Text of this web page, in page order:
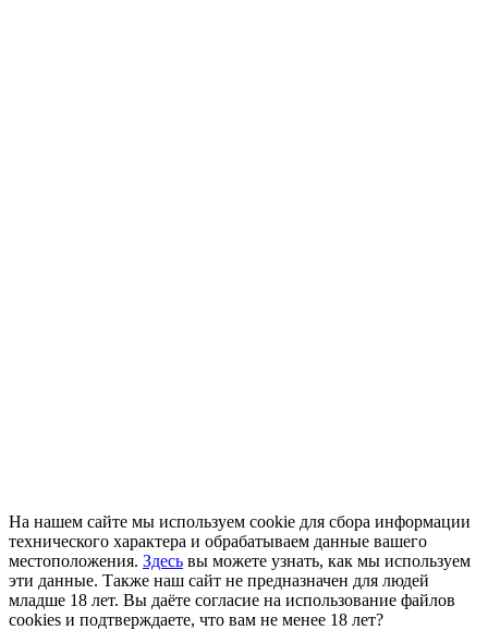
На нашем сайте мы используем cookie для сбора информации
технического характера и обрабатываем данные вашего
местоположения. Здесь вы можете узнать, как мы используем
эти данные. Также наш сайт не предназначен для людей
младше 18 лет. Вы даёте согласие на использование файлов
cookies и подтверждаете, что вам не менее 18 лет?